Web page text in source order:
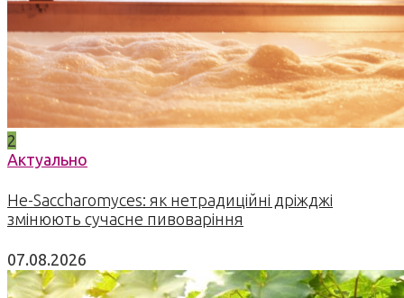
2
Актуально
Не-Saccharomyces: як нетрадиційні дріжджі
змінюють сучасне пивоваріння
07.08.2026